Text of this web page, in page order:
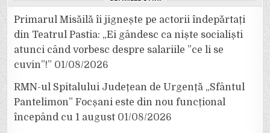
Primarul Misăilă îi jignește pe actorii îndepărtați
din Teatrul Pastia: „Ei gândesc ca niște socialiști
atunci când vorbesc despre salariile ”ce li se
cuvin”!” 01/08/2026
RMN-ul Spitalului Județean de Urgență „Sfântul
Pantelimon” Focșani este din nou funcțional
începând cu 1 august 01/08/2026